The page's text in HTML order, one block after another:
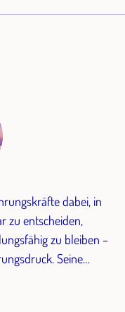
dabei, in
zu entscheiden,
zu bleiben –
Seine
seinen Blick für